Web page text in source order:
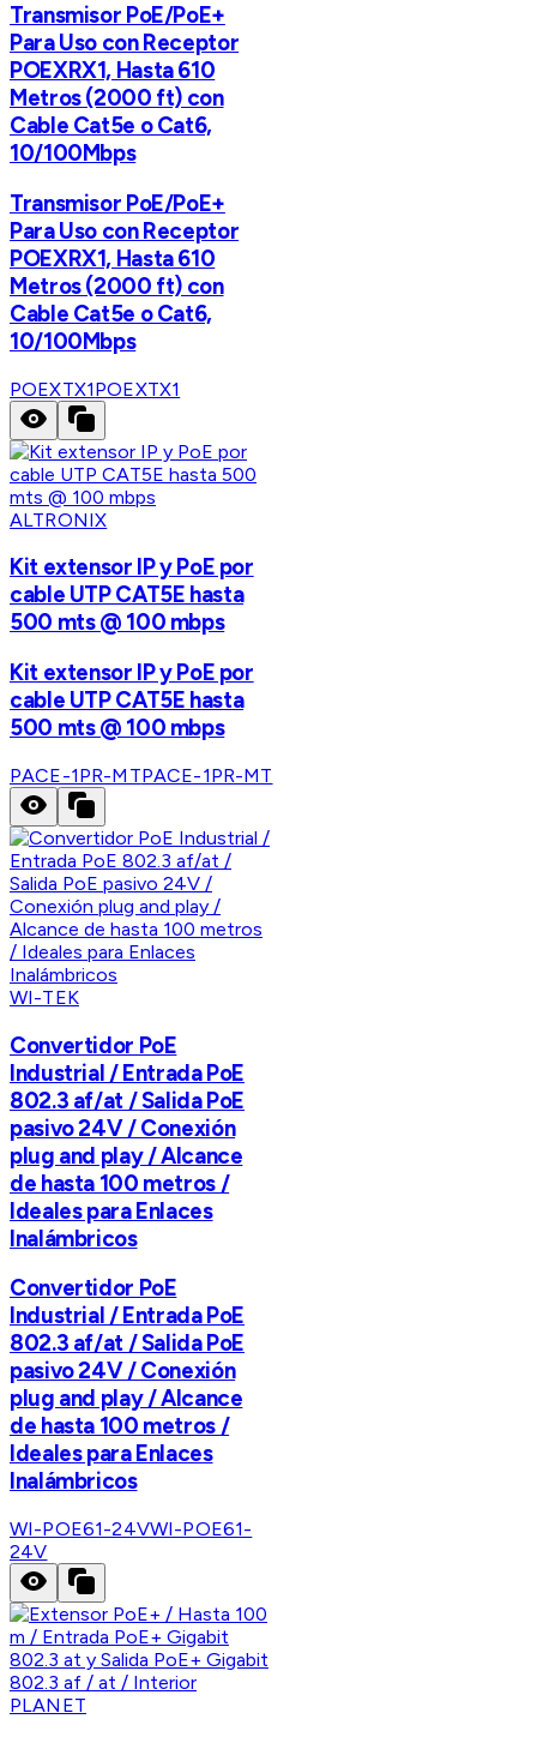
Transmisor PoE/PoE+
Para Uso con Receptor
POEXRX1, Hasta 610
Metros (2000 ft) con
Cable Cat5e o Cat6,
10/100Mbps
Transmisor PoE/PoE+
Para Uso con Receptor
POEXRX1, Hasta 610
Metros (2000 ft) con
Cable Cat5e o Cat6,
10/100Mbps
POEXTX1POEXTX1
ALTRONIX
Kit extensor IP y PoE por
cable UTP CAT5E hasta
500 mts @ 100 mbps
Kit extensor IP y PoE por
cable UTP CAT5E hasta
500 mts @ 100 mbps
PACE-1PR-MTPACE-1PR-MT
WI-TEK
Convertidor PoE
Industrial / Entrada PoE
802.3 af/at / Salida PoE
pasivo 24V / Conexión
plug and play / Alcance
de hasta 100 metros /
Ideales para Enlaces
Inalámbricos
Convertidor PoE
Industrial / Entrada PoE
802.3 af/at / Salida PoE
pasivo 24V / Conexión
plug and play / Alcance
de hasta 100 metros /
Ideales para Enlaces
Inalámbricos
WI-POE61-24VWI-POE61-
24V
PLANET